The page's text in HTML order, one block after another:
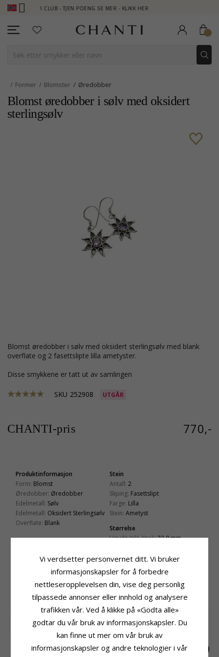
CLUB - TJEN POENG SE MER - KLIKK HER
Former Blomster Øredobber
Blomst øredobber i sølv med oksidert
sterlingsølv
blomst øredobber i sølv med oksidert sterlingsølv med blank
overflate og 2 fasettslipte lilla ametyster.
Disse smykkene er tatt ut av samlingen
SKU 252908 UTGÅR
CHANTI-pris 770,-
Produktinformasjon
Form: Blomst
Øredobber: Øredobber
Edelmetall: Sølv
Edelmetall: Oksidert Sterlingsølv
Overflate: Blank
Stein
Antall: 2
Sliping: Fasettslipt
Farge: Lilla
Stein: Ametyst
Størrelse
Høyde Inkl. Krok:32,0 mm
Leveringstid
Ca. 5-10 Hverdager
BESLEKTEDE PRODUKTER
Vi verdsetter personvernet ditt. Vi bruker
informasjonskapsler for å forbedre
nettleseropplevelsen din, vise deg personlig
tilpassede annonser eller innhold og analysere
trafikken vår. Ved å klikke på «Godta alle»
godtar du vår bruk av informasjonskapsler. Du
kan finne ut mer om vår bruk av
informasjonskapsler og andre teknologier i vår